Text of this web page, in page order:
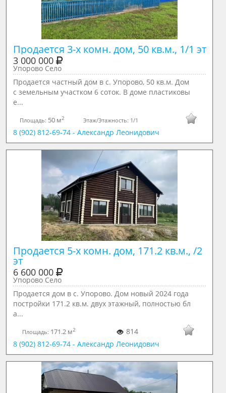
Продается 3-х комн. дом, 50 кв.м., 1/1 эт
3 000 000
Упорово Село
Продается частный дом в с. Упорово, 50 кв.м. Дом
с земельным участком 6 соток. В доме пластиковы
е...
Площадь: 50 м2 Этаж/Этажность: 1/1
8 (902) 812-69-74 - Александр Леонидович
Продается 5-х комн. дом, 171.2 кв.м., /2
эт
6 600 000
Упорово Село
Продается дом в с. Упорово. Дом новый 2024 года
постройки 171.2 кв.м. двух этажный, полностью бл
а...
Площадь: 171.2 м2
814
8 (902) 812-69-74 - Александр Леонидович